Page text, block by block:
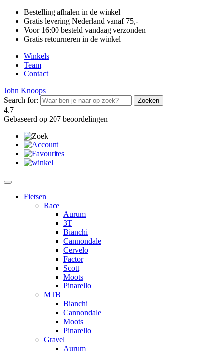
Bestelling afhalen in de winkel
Gratis levering Nederland vanaf 75,-
Voor 16:00 besteld vandaag verzonden
Gratis retourneren in de winkel
Winkels
Team
Contact
John Knoops
Search for:
4.7
Gebaseerd op 207 beoordelingen
Fietsen
Race
Aurum
3T
Bianchi
Cannondale
Cervelo
Factor
Scott
Moots
Pinarello
MTB
Bianchi
Cannondale
Moots
Pinarello
Gravel
Aurum